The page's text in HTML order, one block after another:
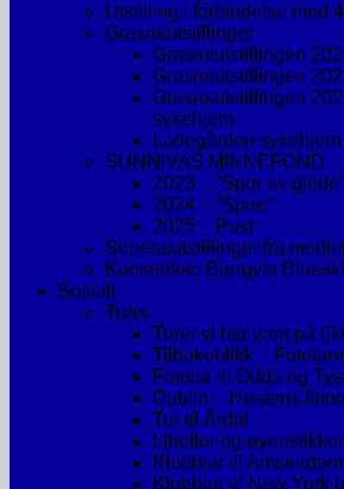
Utstilling i forbindelse med
Grasrotutstillinger
Grasrotutstillingen
Grasrotutstillingen
Grasrotutstillingen
sykehjem
Ladegården
SUNNIVAS MINNEFOND
2023 – “Spor av glede”
2024 – “Spire”
2025 – Pust
Seperatutstillinger fra
Konsertfoto Bjørgvin
Sosialt
Turer
Turer vi har vært på
Tilbakeblikk –
Fototur til Odda og
Dublin – Høstens
Tur til Årdal
Libeller og
Klubbtur til
Klubbtur til New York